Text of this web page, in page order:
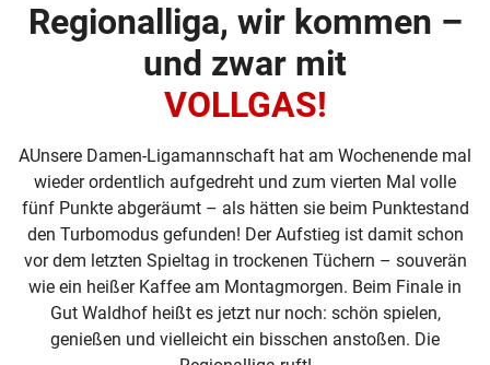
Regionalliga, wir kommen –
und zwar mit
VOLLGAS!
AUnsere Damen-Ligamannschaft hat am Wochenende mal
wieder ordentlich aufgedreht und zum vierten Mal volle
fünf Punkte abgeräumt – als hätten sie beim Punktestand
den Turbomodus gefunden! Der Aufstieg ist damit schon
vor dem letzten Spieltag in trockenen Tüchern – souverän
wie ein heißer Kaffee am Montagmorgen. Beim Finale in
Gut Waldhof heißt es jetzt nur noch: schön spielen,
genießen und vielleicht ein bisschen anstoßen. Die